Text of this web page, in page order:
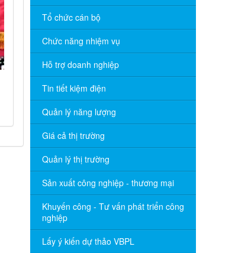
Tổ chức cán bộ
Chức năng nhiệm vụ
Hỗ trợ doanh nghiệp
Tin tiết kiệm điện
Quản lý năng lượng
Giá cả thị trường
Quản lý thị trường
Sản xuất công nghiệp - thương mại
Khuyến công - Tư vấn phát triển công
nghiệp
Lấy ý kiến dự thảo VBPL